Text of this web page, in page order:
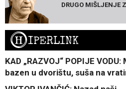
DRUGO MIŠLJENJE
HIPERLINK
KAD „RAZVOJ“ POPIJE
bazen u dvorištu, suša na